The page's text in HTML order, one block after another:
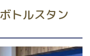
トルスタン